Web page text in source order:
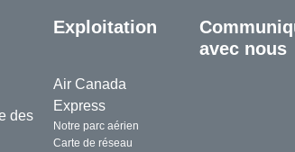
des
Exploitation
Air Canada
Express
Notre parc aérien
Carte de réseau
avec nous